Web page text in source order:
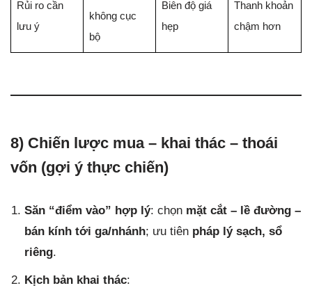
Rủi ro cần
lưu ý
không cục
bộ
Biên độ giá
hẹp
Thanh khoản
chậm hơn
8) Chiến lược mua – khai thác – thoái
vốn (gợi ý thực chiến)
Săn “điểm vào” hợp lý: chọn mặt cắt – lề đường –
bán kính tới ga/nhánh; ưu tiên pháp lý sạch, sổ
riêng.
Kịch bản khai thác: